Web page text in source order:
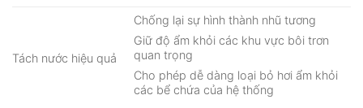
Tách nước hiệu quả
Chống lại sự hình thành nhũ tương
Giữ độ ẩm khỏi các khu vực bôi trơn
quan trọng
Cho phép dễ dàng loại bỏ hơi ẩm khỏi
các bể chứa của hệ thống